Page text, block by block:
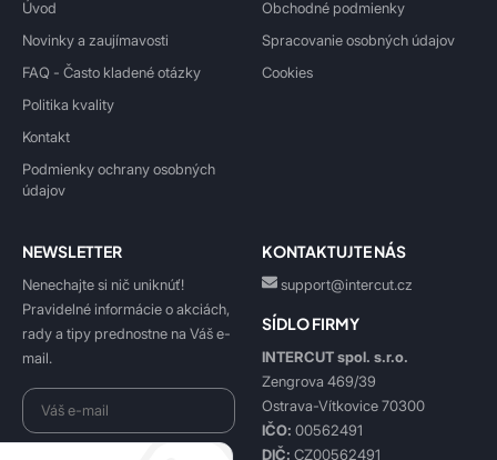
Úvod
Novinky a zaujímavosti
FAQ - Často kladené otázky
Politika kvality
Kontakt
Podmienky ochrany osobných
údajov
Obchodné podmienky
Spracovanie osobných údajov
Cookies
NEWSLETTER
Nenechajte si nič uniknúť!
Pravidelné informácie o akciách,
rady a tipy prednostne na Váš e-
mail.
KONTAKTUJTE NÁS
support@intercut.cz
SÍDLO FIRMY
INTERCUT spol. s.r.o.
Zengrova 469/39
Ostrava-Vítkovice 70300
IČO: 00562491
DIČ: CZ00562491